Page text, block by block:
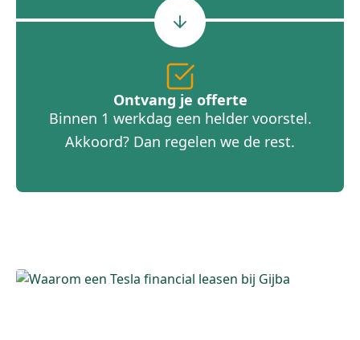
Ontvang je offerte
Binnen 1 werkdag een helder voorstel.
Akkoord? Dan regelen we de rest.